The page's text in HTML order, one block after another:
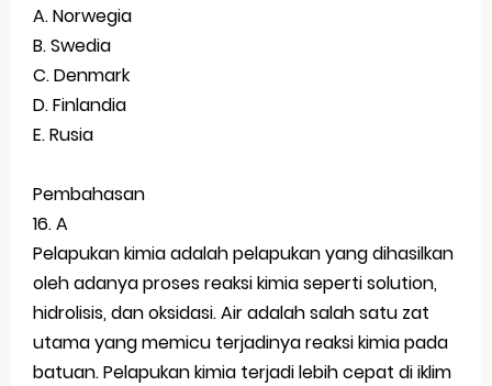
A. Norwegia
B. Swedia
C. Denmark
D. Finlandia
E. Rusia
Pembahasan
16. A
Pelapukan kimia adalah pelapukan yang dihasilkan
oleh adanya proses reaksi kimia seperti solution,
hidrolisis, dan oksidasi. Air adalah salah satu zat
utama yang memicu terjadinya reaksi kimia pada
batuan. Pelapukan kimia terjadi lebih cepat di iklim